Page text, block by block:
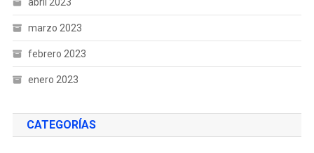
marzo 2023
febrero 2023
enero 2023
CATEGORÍAS